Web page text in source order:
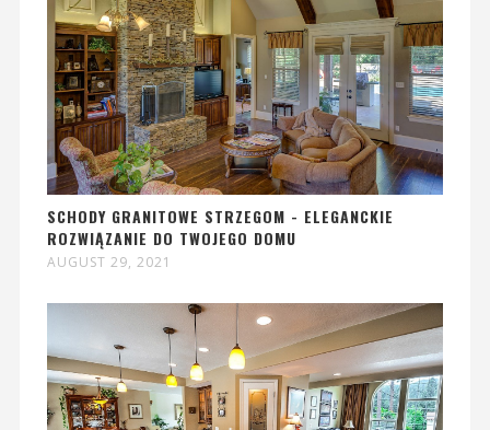
SCHODY GRANITOWE STRZEGOM - ELEGANCKIE
ROZWIĄZANIE DO TWOJEGO DOMU
AUGUST 29, 2021